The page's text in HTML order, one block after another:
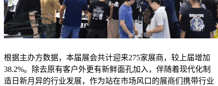
根据主办方数据，本届展会共计迎来275家展商，较上届增加
38.2%。除去原有客户外更有新鲜面孔加入，伴随着现代化制
造日新月异的行业发展，作为站在市场风口的展商们携带行业